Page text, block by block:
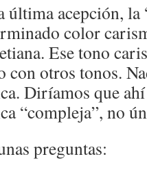
última acepción,
color
Ese tono
otros tonos.
Diríamos que
“compleja”, no
preguntas: